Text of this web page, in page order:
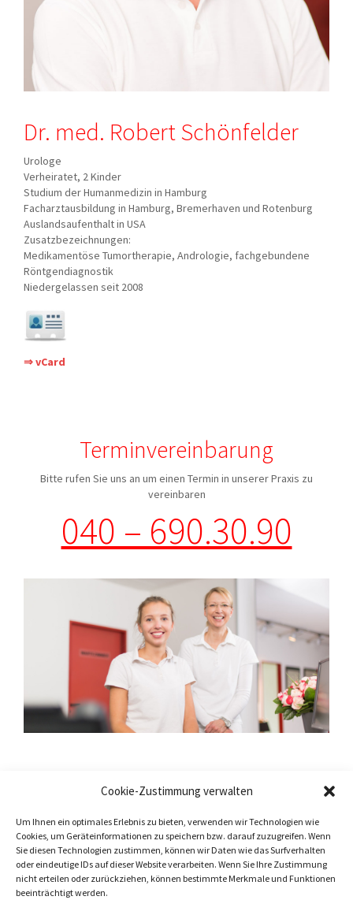
Cookie-Zustimmung verwalten
Um Ihnen ein optimales Erlebnis zu bieten, verwenden wir Technologien wie
Cookies, um Geräteinformationen zu speichern bzw. darauf zuzugreifen. Wenn
Sie diesen Technologien zustimmen, können wir Daten wie das Surfverhalten
oder eindeutige IDs auf dieser Website verarbeiten. Wenn Sie Ihre Zustimmung
nicht erteilen oder zurückziehen, können bestimmte Merkmale und Funktionen
beeinträchtigt werden.
Dr. med. Robert Schönfelder
Urologe
Verheiratet, 2 Kinder
Studium der Humanmedizin in Hamburg
Facharztausbildung in Hamburg, Bremerhaven und Rotenburg
Auslandsaufenthalt in USA
Zusatzbezeichnungen:
Medikamentöse Tumortherapie, Andrologie, fachgebundene
Röntgendiagnostik
Niedergelassen seit 2008
⇒ vCard
Terminvereinbarung
Bitte rufen Sie uns an um einen Termin in unserer Praxis zu
vereinbaren
040 – 690.30.90
Copyright © 2022 | UROLOGISCHE PRAXIS SCHÖNFELDER STRAßER |